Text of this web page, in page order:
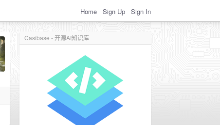
Home Sign Up Sign In
Casibase - 开源AI知识库